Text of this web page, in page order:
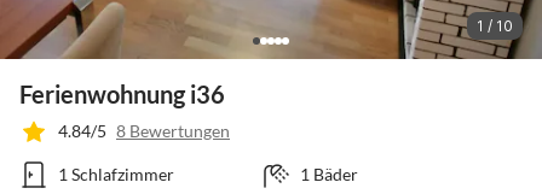
1 / 10
Ferienwohnung i36
4.84/5 8 Bewertungen
1 Schlafzimmer
1 Bäder